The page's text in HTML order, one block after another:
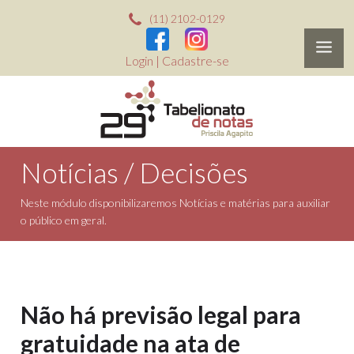
(11) 2102-0129
Login | Cadastre-se
Notícias / Decisões
Neste módulo disponibilizaremos Notícias e matérias para auxiliar
o público em geral.
Não há previsão legal para
gratuidade na ata de